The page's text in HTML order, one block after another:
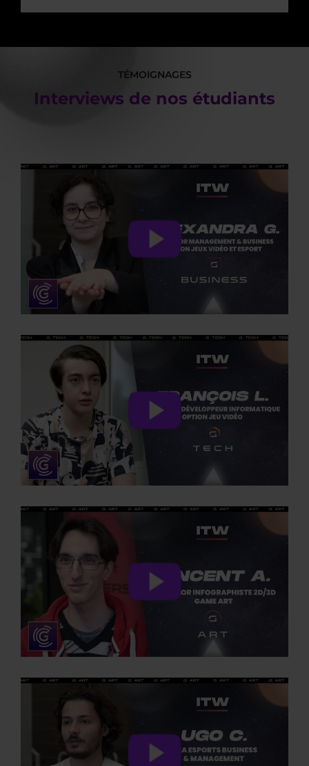
TÉMOIGNAGES
Interviews de nos étudiants